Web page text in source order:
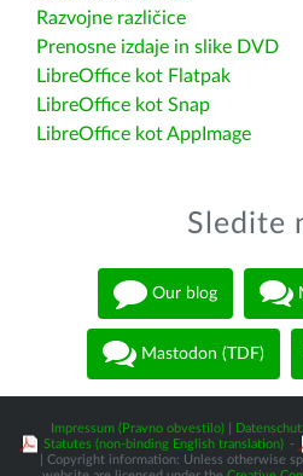
Razvojne različice
Prenosne izdaje in slike DVD
LibreOffice kot Flatpak
LibreOffice kot Snap
LibreOffice kot AppImage
Sledite
Our blog
Mastodon (TDF)
Impressum (Pravno obvestilo)|
Statutes (non-binding English translation) -
| Copyright information: Unless otherwise